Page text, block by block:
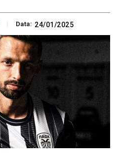
Data: 24/01/2025